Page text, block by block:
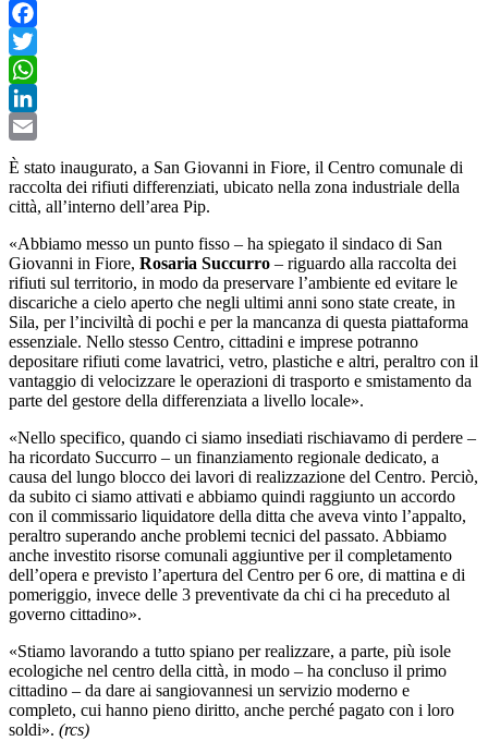
Facebook
Twitter
WhatsApp
LinkedIn
Email
È stato inaugurato, a San Giovanni in Fiore, il Centro comunale di
raccolta dei rifiuti differenziati, ubicato nella zona industriale della
città, all’interno dell’area Pip.
«Abbiamo messo un punto fisso – ha spiegato il sindaco di San
Giovanni in Fiore, Rosaria Succurro – riguardo alla raccolta dei
rifiuti sul territorio, in modo da preservare l’ambiente ed evitare le
discariche a cielo aperto che negli ultimi anni sono state create, in
Sila, per l’inciviltà di pochi e per la mancanza di questa piattaforma
essenziale. Nello stesso Centro, cittadini e imprese potranno
depositare rifiuti come lavatrici, vetro, plastiche e altri, peraltro con il
vantaggio di velocizzare le operazioni di trasporto e smistamento da
parte del gestore della differenziata a livello locale».
«Nello specifico, quando ci siamo insediati rischiavamo di perdere –
ha ricordato Succurro – un finanziamento regionale dedicato, a
causa del lungo blocco dei lavori di realizzazione del Centro. Perciò,
da subito ci siamo attivati e abbiamo quindi raggiunto un accordo
con il commissario liquidatore della ditta che aveva vinto l’appalto,
peraltro superando anche problemi tecnici del passato. Abbiamo
anche investito risorse comunali aggiuntive per il completamento
dell’opera e previsto l’apertura del Centro per 6 ore, di mattina e di
pomeriggio, invece delle 3 preventivate da chi ci ha preceduto al
governo cittadino».
«Stiamo lavorando a tutto spiano per realizzare, a parte, più isole
ecologiche nel centro della città, in modo – ha concluso il primo
cittadino – da dare ai sangiovannesi un servizio moderno e
completo, cui hanno pieno diritto, anche perché pagato con i loro
soldi». (rcs)